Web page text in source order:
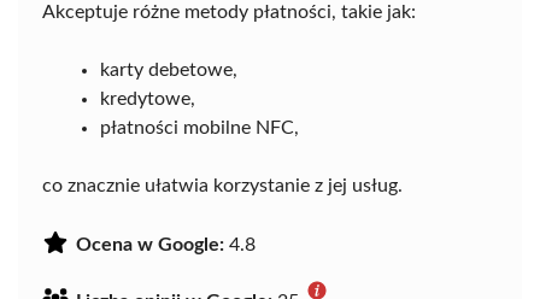
Akceptuje różne metody płatności, takie jak:
karty debetowe,
kredytowe,
płatności mobilne NFC,
co znacznie ułatwia korzystanie z jej usług.
Ocena w Google: 4.8